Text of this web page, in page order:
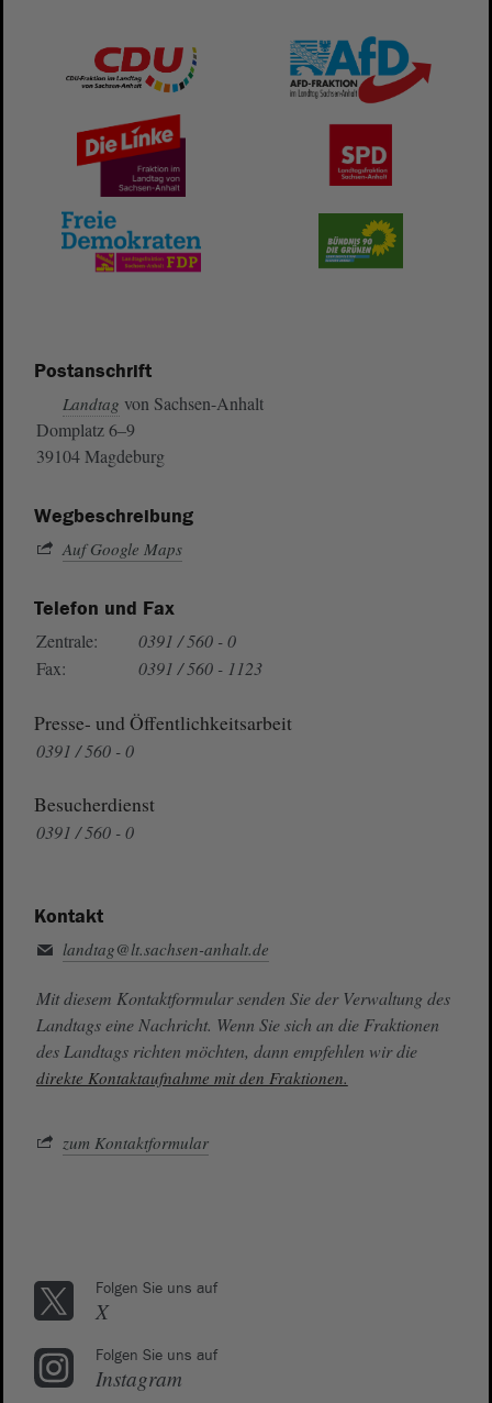
Postanschrift
Landtag von Sachsen-Anhalt
Domplatz 6–9
39104 Magdeburg
Wegbeschreibung
Auf Google Maps
Telefon und Fax
Zentrale:
0391 / 560 - 0
Fax:
0391 / 560 - 1123
Presse- und Öffentlichkeitsarbeit
0391 / 560 - 0
Besucherdienst
0391 / 560 - 0
Kontakt
landtag@lt.sachsen-anhalt.de
Mit diesem Kontaktformular senden Sie der Verwaltung des
Landtags eine Nachricht. Wenn Sie sich an die Fraktionen
des Landtags richten möchten, dann empfehlen wir die
direkte Kontaktaufnahme mit den Fraktionen.
zum Kontaktformular
Folgen Sie uns auf
X
Folgen Sie uns auf
Instagram